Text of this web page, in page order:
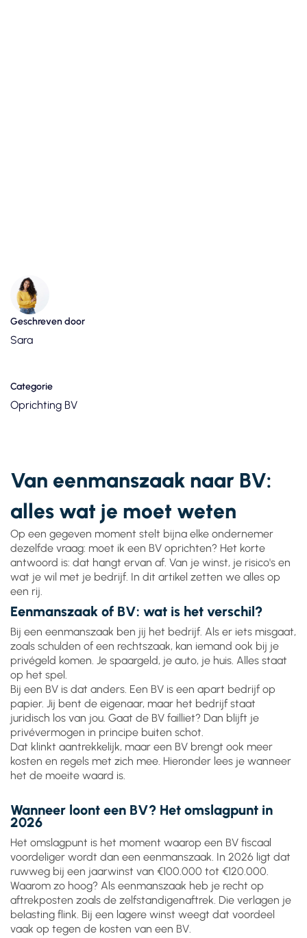
Geschreven door
Sara
Categorie
Oprichting BV
Van eenmanszaak naar BV:
alles wat je moet weten
Op een gegeven moment stelt bijna elke ondernemer
dezelfde vraag: moet ik een BV oprichten? Het korte
antwoord is: dat hangt ervan af. Van je winst, je risico's en
wat je wil met je bedrijf. In dit artikel zetten we alles op
een rij.
Eenmanszaak of BV: wat is het verschil?
Bij een eenmanszaak ben jij het bedrijf. Als er iets misgaat,
zoals schulden of een rechtszaak, kan iemand ook bij je
privégeld komen. Je spaargeld, je auto, je huis. Alles staat
op het spel.
Bij een BV is dat anders. Een BV is een apart bedrijf op
papier. Jij bent de eigenaar, maar het bedrijf staat
juridisch los van jou. Gaat de BV failliet? Dan blijft je
privévermogen in principe buiten schot.
Dat klinkt aantrekkelijk, maar een BV brengt ook meer
kosten en regels met zich mee. Hieronder lees je wanneer
het de moeite waard is.
Wanneer loont een BV? Het omslagpunt in
2026
Het omslagpunt is het moment waarop een BV fiscaal
voordeliger wordt dan een eenmanszaak. In 2026 ligt dat
ruwweg bij een jaarwinst van €100.000 tot €120.000.
Waarom zo hoog? Als eenmanszaak heb je recht op
aftrekposten zoals de zelfstandigenaftrek. Die verlagen je
belasting flink. Bij een lagere winst weegt dat voordeel
vaak op tegen de kosten van een BV.